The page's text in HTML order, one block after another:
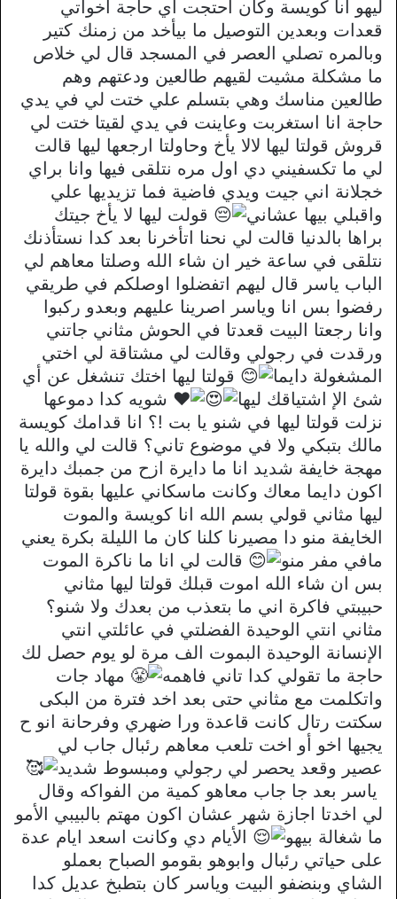
ليهو انا كويسة وكان احتجت اي حاجة اخواتي
قعدات وبعدين التوصيل ما بيأخد من زمنك كتير
وبالمره تصلي العصر في المسجد قال لي خلاص
ما مشكلة مشيت لقيهم طالعين ودعتهم وهم
طالعين مناسك وهي بتسلم علي ختت لي في يدي
حاجة انا استغربت وعاينت في يدي لقيتا ختت لي
قروش قولتا ليها لالا يأخ وحاولتا ارجعها ليها قالت
لي ما تكسفيني دي اول مره نتلقى فيها وانا براي
خجلانة اني جيت ويدي فاضية فما تزيديها علي
واقبلي بيها عشاني
قولت ليها لا يأخ جيتك
براها بالدنيا قالت لي نحنا اتأخرنا بعد كدا نستأذنك
نتلقى في ساعة خير ان شاء الله وصلتا معاهم لي
الباب ياسر قال ليهم اتفضلوا اوصلكم في طريقي
رفضوا بس انا وياسر اصرينا عليهم وبعدو ركبوا
وانا رجعتا البيت قعدتا في الحوش مثاني جاتني
ورقدت في رجولي وقالت لي مشتاقة لي اختي
المشغولة دايما
قولتا ليها اختك تنشغل عن أي
شئ الإ اشتياقك ليها
شويه كدا دموعها
نزلت قولتا ليها في شنو يا بت !؟ انا قدامك كويسة
مالك بتبكي ولا في موضوع تاني؟ قالت لي والله يا
مهجة خايفة شديد انا ما دايرة ازح من جمبك دايرة
اكون دايما معاك وكانت ماسكاني عليها بقوة قولتا
ليها مثاني قولي بسم الله انا كويسة والموت
الخايفة منو دا مصيرنا كلنا كان ما الليلة بكرة يعني
مافي مفر منو
قالت لي انا ما ناكرة الموت
بس ان شاء الله اموت قبلك قولتا ليها مثاني
حبيبتي فاكرة اني ما بتعذب من بعدك ولا شنو؟
مثاني انتي الوحيدة الفضلتي في عائلتي انتي
الإنسانة الوحيدة البموت الف مرة لو يوم حصل لك
حاجة ما تقولي كدا تاني فاهمه
مهاد جات
واتكلمت مع مثاني حتى بعد اخد فترة من البكى
سكتت رتال كانت قاعدة ورا ضهري وفرحانة انو ح
يجيها اخو أو اخت تلعب معاهم رئبال جاب لي
عصير وقعد يحصر لي رجولي ومبسوط شديد
ياسر بعد جا جاب معاهو كمية من الفواكه وقال
لي اخدتا اجازة شهر عشان اكون مهتم بالبيبي الأمو
ما شغالة بيهو
الأيام دي وكانت اسعد ايام عدة
على حياتي رئبال وابوهو بقومو الصباح بعملو
الشاي وبنضفو البيت وياسر كان بتطبخ عديل كدا